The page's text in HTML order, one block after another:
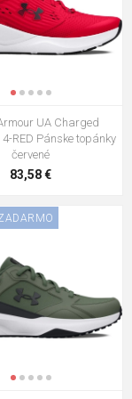
zošliapaná.
viac cítiť tvrdosť
nakláňa do
je vhodné začať
UA Charged
4-RED Pánske topánky
červené
83,58 €